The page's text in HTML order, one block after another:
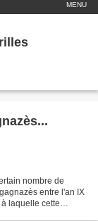
MENU
nombre de
entre l'an IX
laquelle cette